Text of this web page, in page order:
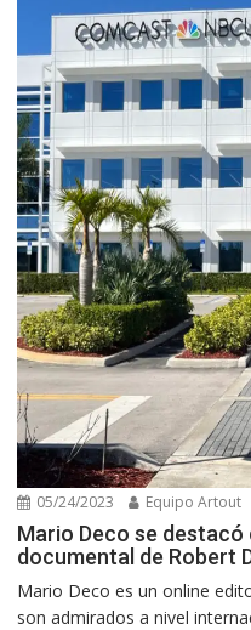
05/24/2023 Equipo Artout
Mario Deco se destacó
documental de Robert
Mario Deco es un online
son admirados a nivel